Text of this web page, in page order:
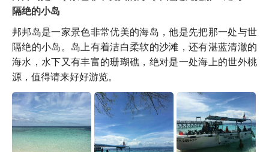
隔绝的小岛
邦邦岛是一家景色非常优美的海岛，他是先把那一处与世
隔绝的小岛。岛上有着洁白柔软的沙滩，还有湛蓝清澈的
海水，水下又有丰富的珊瑚礁，绝对是一处海上的世外桃
源，值得请来好好游览。